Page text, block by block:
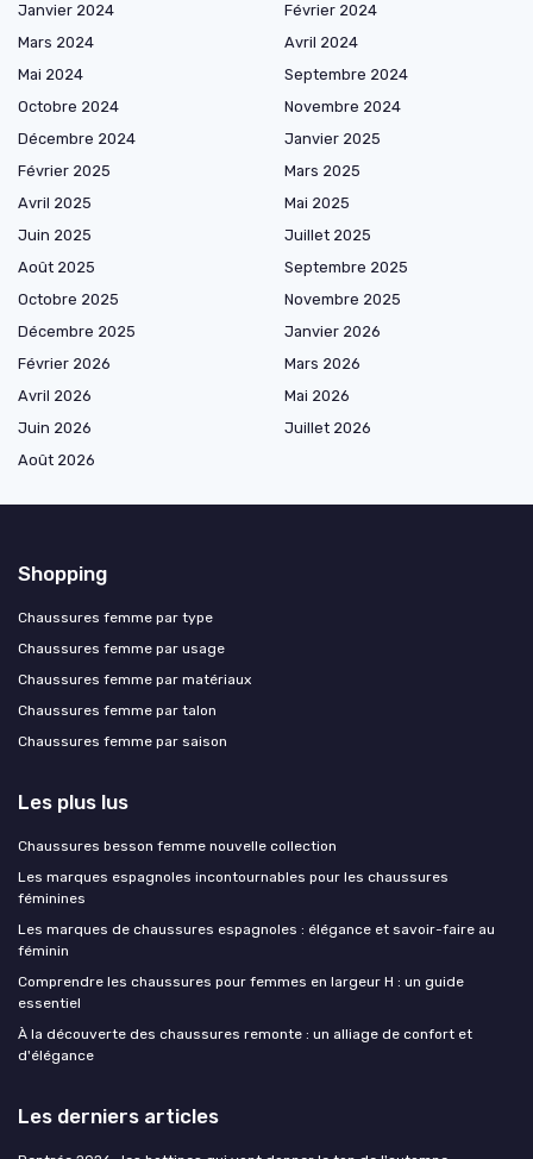
Janvier 2024
Février 2024
Mars 2024
Avril 2024
Mai 2024
Septembre 2024
Octobre 2024
Novembre 2024
Décembre 2024
Janvier 2025
Février 2025
Mars 2025
Avril 2025
Mai 2025
Juin 2025
Juillet 2025
Août 2025
Septembre 2025
Octobre 2025
Novembre 2025
Décembre 2025
Janvier 2026
Février 2026
Mars 2026
Avril 2026
Mai 2026
Juin 2026
Juillet 2026
Août 2026
Shopping
Chaussures femme par type
Chaussures femme par usage
Chaussures femme par matériaux
Chaussures femme par talon
Chaussures femme par saison
Les plus lus
Chaussures besson femme nouvelle collection
Les marques espagnoles incontournables pour les chaussures
féminines
Les marques de chaussures espagnoles : élégance et savoir-faire au
féminin
Comprendre les chaussures pour femmes en largeur H : un guide
essentiel
À la découverte des chaussures remonte : un alliage de confort et
d'élégance
Les derniers articles